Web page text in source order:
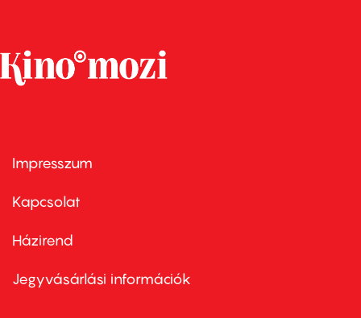
Footer
first
Impresszum
Kapcsolat
Footer
second
Házirend
Jegyvásárlási információk